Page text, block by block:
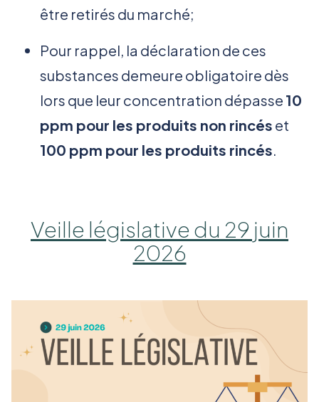
être retirés du marché;
Pour rappel, la déclaration de ces
substances demeure obligatoire dès
lors que leur concentration dépasse 10
ppm pour les produits non rincés et
100 ppm pour les produits rincés.
Veille législative du 29 juin
2026